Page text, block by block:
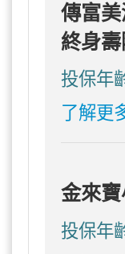
傳富
終身
投保年
了解更
金來
投保年